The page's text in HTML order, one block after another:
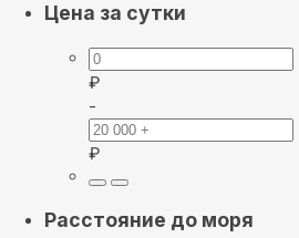
Цена за сутки
₽
-
₽
Расстояние до моря